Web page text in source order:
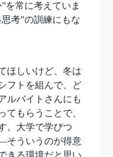
を常に考えていま
考”の訓練にもな
ほしいけど、冬は
フトを組んで、ど
ルバイトさんにも
てもらうことで、
。大学で学びつ
そういうのが得意